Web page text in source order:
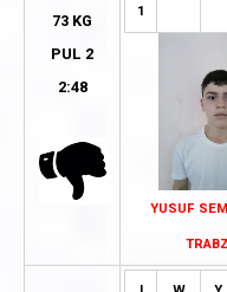
73 KG
PUL 2
2:48
1
YUSUF